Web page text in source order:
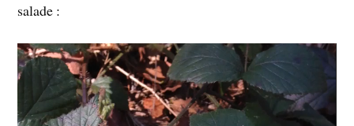
salade :
Lecteur
vidéo